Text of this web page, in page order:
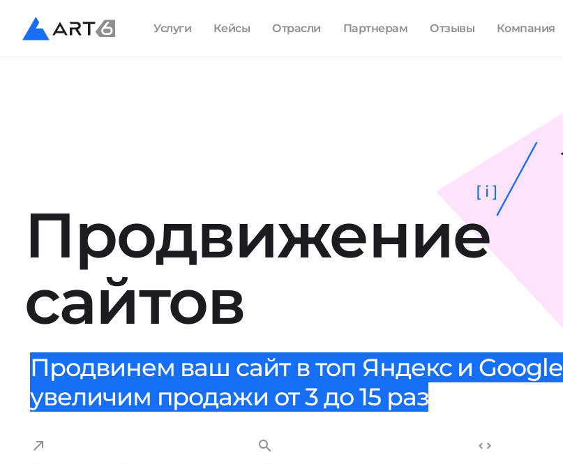
Услуги Кейсы Отрасли Партнерам Отзывы Компания
Продвижение
сайтов
[ i ]
Продвинем ваш сайт в топ Яндекс и
увеличим продажи от 3 до 15 раз